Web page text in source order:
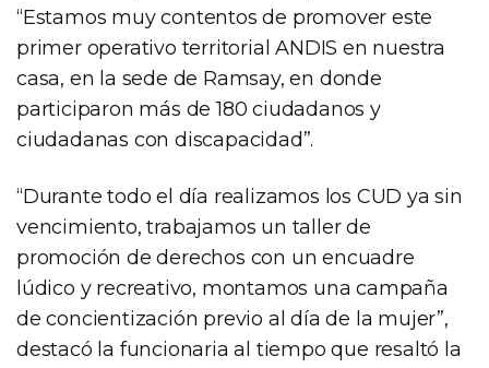
“Estamos muy contentos de promover este
primer operativo territorial ANDIS en nuestra
casa, en la sede de Ramsay, en donde
participaron más de 180 ciudadanos y
ciudadanas con discapacidad”.
“Durante todo el día realizamos los CUD ya sin
vencimiento, trabajamos un taller de
promoción de derechos con un encuadre
lúdico y recreativo, montamos una campaña
de concientización previo al día de la mujer”,
destacó la funcionaria al tiempo que resaltó la